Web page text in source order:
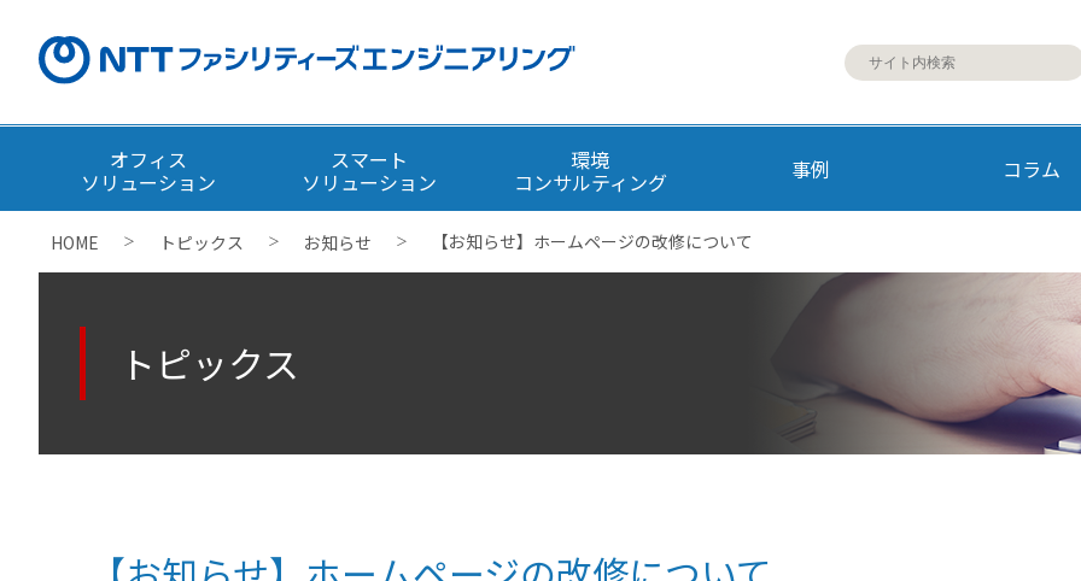
オフィス
ソリューション
スマート
ソリューション
環境
コンサルティング 事例 コラム
HOME ＞ トピックス ＞ お知らせ ＞ 【お知らせ】ホームページの改修について
トピックス